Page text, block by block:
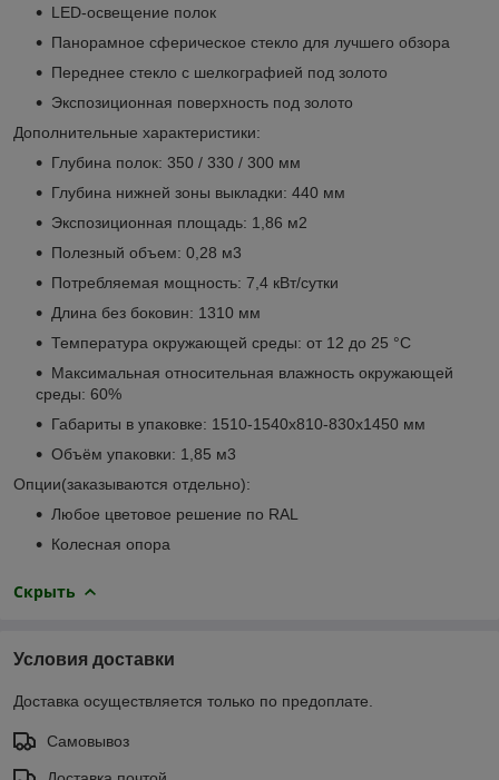
LED-освещение полок
Панорамное сферическое стекло для лучшего обзора
Переднее стекло с шелкографией под золото
Экспозиционная поверхность под золото
Дополнительные характеристики:
Глубина полок: 350 / 330 / 300 мм
Глубина нижней зоны выкладки: 440 мм
Экспозиционная площадь: 1,86 м2
Полезный объем: 0,28 м3
Потребляемая мощность: 7,4 кВт/сутки
Длина без боковин: 1310 мм
Температура окружающей среды: от 12 до 25 °С
Максимальная относительная влажность окружающей
среды: 60%
Габариты в упаковке: 1510-1540х810-830х1450 мм
Объём упаковки: 1,85 м3
Опции(заказываются отдельно):
Любое цветовое решение по RAL
Колесная опора
Скрыть
Условия доставки
Доставка осуществляется только по предоплате.
Самовывоз